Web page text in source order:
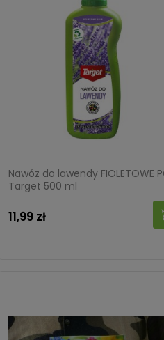
Nawóz do lawendy FIOLETOWE
Target 500 ml
11,99 zł